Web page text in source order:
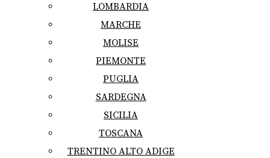
LOMBARDIA
MARCHE
MOLISE
PIEMONTE
PUGLIA
SARDEGNA
SICILIA
TOSCANA
TRENTINO ALTO ADIGE